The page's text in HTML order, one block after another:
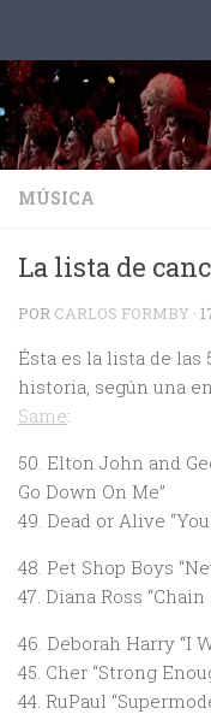
MÚSICA
La lista de
POR CARLOS FORMBY ·
Ésta es la lista de las
historia, según una
Same:
50. Elton John and
Go Down On Me”
49. Dead or Alive
48. Pet Shop Boys
47. Diana Ross “Chain
46. Deborah Harry “I
45. Cher “Strong
44. RuPaul